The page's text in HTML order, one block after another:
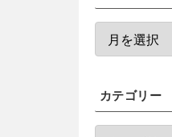
カテゴリー